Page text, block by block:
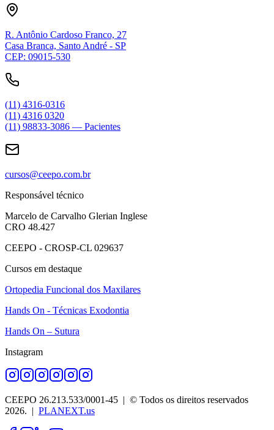
R. Antônio Cardoso Franco, 27
Casa Branca, Santo André - SP
CEP: 09015-530
(11) 4316-0316
(11) 4316 0320
(11) 98833-3086 — Pacientes
cursos@ceepo.com.br
Responsável técnico
Marcelo de Carvalho Glerian Inglese
CRO 48.427
CEEPO - CROSP-CL 029637
Cursos em destaque
Ortopedia Funcional dos Maxilares
Hands On - Técnicas Exodontia
Hands On – Sutura
Instagram
CEEPO 26.213.533/0001-45 | © Todos os direitos reservados
2026. | PLANEXT.us